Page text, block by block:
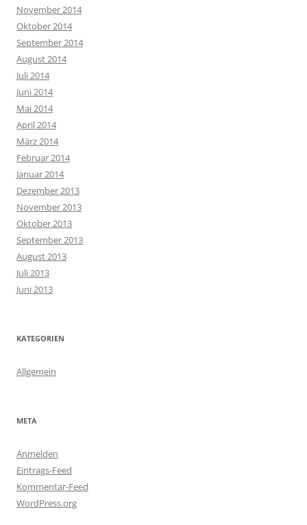
November 2014
Oktober 2014
September 2014
August 2014
Juli 2014
Juni 2014
Mai 2014
April 2014
März 2014
Februar 2014
Januar 2014
Dezember 2013
November 2013
Oktober 2013
September 2013
August 2013
Juli 2013
Juni 2013
KATEGORIEN
Allgemein
META
Anmelden
Eintrags-Feed
Kommentar-Feed
WordPress.org